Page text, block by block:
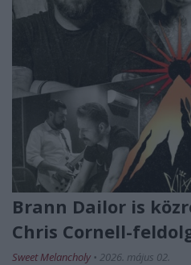
Brann Dailor is
Chris Cornell-
Sweet Melancholy • 2026. május 02.